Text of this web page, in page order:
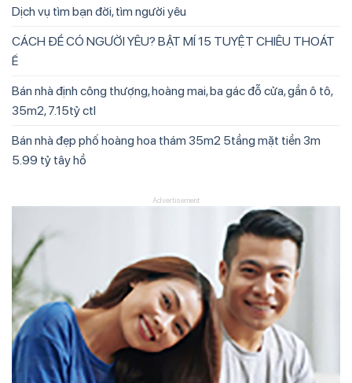
Dịch vụ tìm bạn đời, tìm người yêu
CÁCH ĐỂ CÓ NGƯỜI YÊU? BẬT MÍ 15 TUYỆT CHIÊU THOÁT
Ế
Bán nhà định công thượng, hoàng mai, ba gác đỗ cửa, gần ô tô,
35m2, 7.15tỷ ctl
Bán nhà đẹp phố hoàng hoa thám 35m2 5tầng mặt tiền 3m
5.99 tỷ tây hồ
Advertisement